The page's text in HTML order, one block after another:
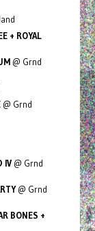
+ ROYAL
@ Grnd
@ Grnd
IV@ Grnd
@ Grnd
BONES +